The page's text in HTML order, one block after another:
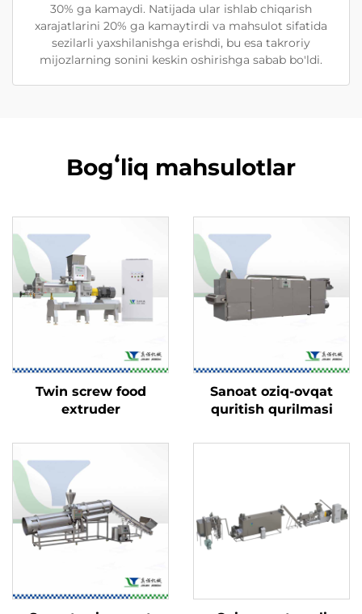
30% ga kamaydi. Natijada ular ishlab chiqarish
xarajatlarini 20% ga kamaytirdi va mahsulot sifatida
sezilarli yaxshilanishga erishdi, bu esa takroriy
mijozlarning sonini keskin oshirishga sabab bo'ldi.
Bogʻliq mahsulotlar
Twin screw food
extruder
Sanoat oziq-ovqat
quritish qurilmasi